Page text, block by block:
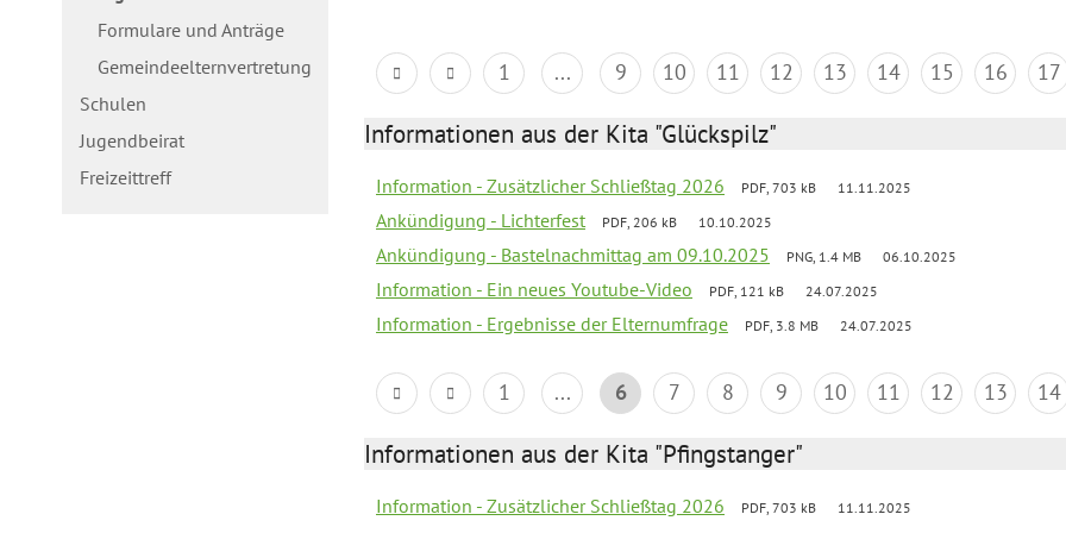
Formulare und Anträge
Gemeindeelternvertretung
Schulen
Jugendbeirat
Freizeittreff
1 ... 9 10 11 12 13 14 15 16 17
Informationen aus der Kita "Glückspilz"
Information - Zusätzlicher Schließtag 2026 PDF, 703 kB 11.11.2025
Ankündigung - Lichterfest PDF, 206 kB 10.10.2025
Ankündigung - Bastelnachmittag am 09.10.2025 PNG, 1.4 MB 06.10.2025
Information - Ein neues Youtube-Video PDF, 121 kB 24.07.2025
Information - Ergebnisse der Elternumfrage PDF, 3.8 MB 24.07.2025
1 ... 6 7 8 9 10 11 12 13 14
Informationen aus der Kita "Pfingstanger"
Information - Zusätzlicher Schließtag 2026 PDF, 703 kB 11.11.2025